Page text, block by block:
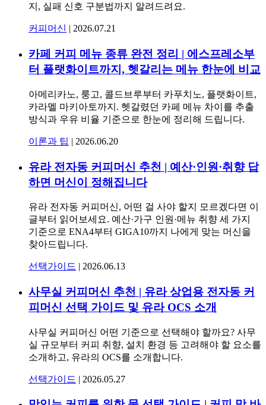
지, 실패 신호 구분법까지 알려드려요.
커피머신 | 2026.07.21
카페 커피 메뉴 종류 완전 정리 | 에스프레소부
터 플랫화이트까지, 헷갈리는 메뉴 한눈에 비교
아메리카노, 룽고, 콜드브루부터 카푸치노, 플랫화이트,
카라멜 마키아토까지. 헷갈렸던 카페 메뉴 차이를 추출
방식과 우유 비율 기준으로 한눈에 정리해 드립니다.
이론과 팁 | 2026.06.20
유라 전자동 커피머신 추천 | 예산·인원·취향 답
하면 머신이 정해집니다
유라 전자동 커피머신, 어떤 걸 사야 할지 모르겠다면 이
글부터 읽어보세요. 예산·가구 인원·메뉴 취향 세 가지
기준으로 ENA4부터 GIGA10까지 나에게 맞는 머신을
찾아드립니다.
선택가이드 | 2026.06.13
사무실 커피머신 추천 | 유라 상업용 전자동 커
피머신 선택 가이드 및 유라 OCS 소개
사무실 커피머신 어떤 기준으로 선택해야 할까요? 사무
실 규모부터 커피 취향, 설치 환경 등 고려해야 할 요소를
소개하고, 유라의 OCS를 소개합니다.
선택가이드 | 2026.05.27